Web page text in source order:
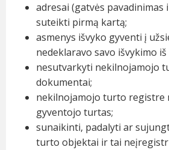
adresai (gatvės pavadinimas
suteikti pirmą kartą;
asmenys išvyko gyventi į
nedeklaravo savo išvykimo iš
nesutvarkyti nekilnojamojo
dokumentai;
nekilnojamojo turto registre
gyventojo turtas;
sunaikinti, padalyti ar
turto objektai ir tai